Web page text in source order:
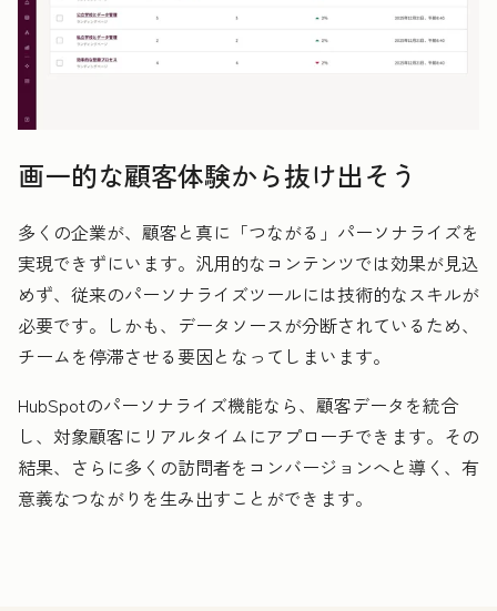
画一的な顧客体験から抜け出そう
多くの企業が、顧客と真に「つながる」パーソナライズを
実現できずにいます。汎用的なコンテンツでは効果が見込
めず、従来のパーソナライズツールには技術的なスキルが
必要です。しかも、データソースが分断されているため、
チームを停滞させる要因となってしまいます。
HubSpotのパーソナライズ機能なら、顧客データを統合
し、対象顧客にリアルタイムにアプローチできます。その
結果、さらに多くの訪問者をコンバージョンへと導く、有
意義なつながりを生み出すことができます。